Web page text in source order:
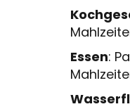
Essen: